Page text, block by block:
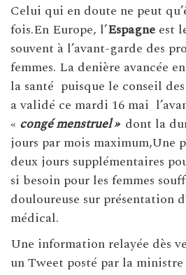
Celui qui en doute ne peut
fois.En Europe, l’Espagne est
souvent à l’avant-garde des
femmes. La denière avancée
la santé puisque le conseil
a validé ce mardi 16 mai
« congé menstruel » dont la
jours par mois maximum,Une
deux jours supplémentaires
si besoin pour les femmes
douloureuse sur présentation
médical.
Une information relayée dès
un Tweet posté par la